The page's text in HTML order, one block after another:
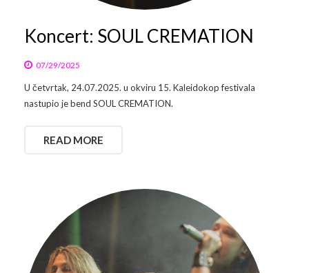
Koncert: SOUL CREMATION
07/29/2025
U četvrtak, 24.07.2025. u okviru 15. Kaleidokop festivala
nastupio je bend SOUL CREMATION.
READ MORE